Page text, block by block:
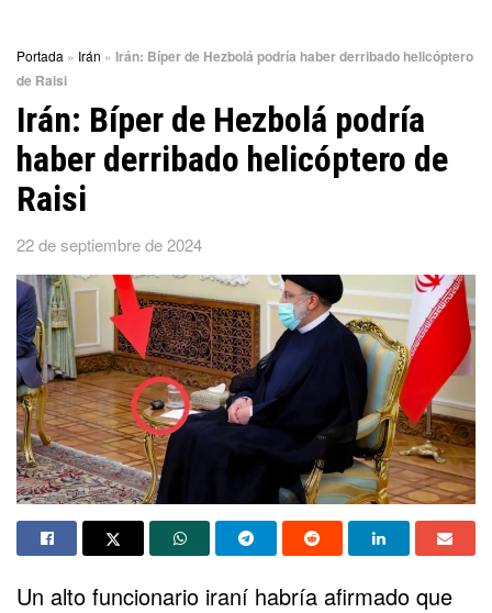
Portada » Irán » Irán: Bíper de Hezbolá podría haber derribado helicóptero
de Raisi
Irán: Bíper de Hezbolá podría
haber derribado helicóptero de
Raisi
22 de septiembre de 2024
Un alto funcionario iraní habría afirmado que